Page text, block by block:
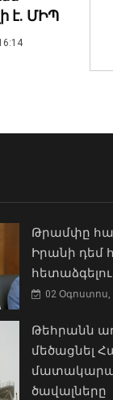
է. ՄԻՊ
Թրամփը
Իրանի դեմ
02 Օգոստոս,
Թեհրանն
մեծացնել
ծավալները